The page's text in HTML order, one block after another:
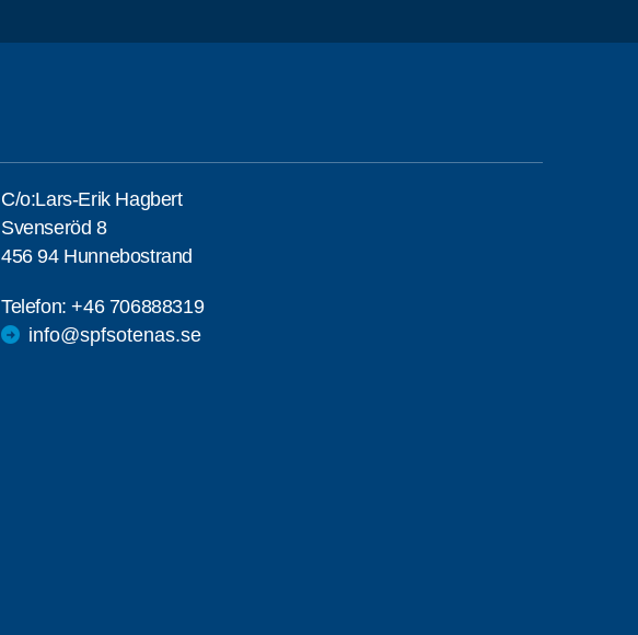
C/o:Lars-Erik Hagbert
Svenseröd 8
456 94 Hunnebostrand
Telefon:+46 706888319
info@spfsotenas.se